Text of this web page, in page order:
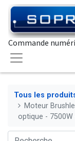
Commande
Tous les
Moteur
optique - 7500W